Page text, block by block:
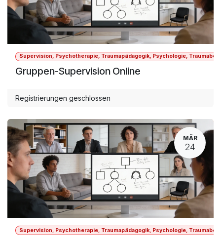
Supervision, Psychotherapie, Traumapädagogik, Psychologie,
Gruppen-Supervision Online
Registrierungen geschlossen
MÄR
24
Supervision, Psychotherapie, Traumapädagogik, Psychologie,